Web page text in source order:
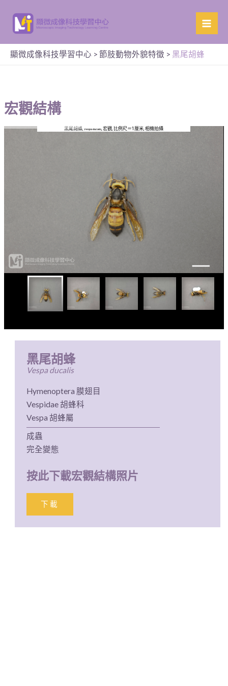
顯微成像科技學習中心 > 節肢動物外貌特徵 > 黑尾胡蜂
宏觀結構
黑尾胡蜂,Vespa ducalis, 宏觀, 比例尺＝1厘米, 相機拍攝
黑尾胡蜂
Vespa ducalis
Hymenoptera 膜翅目
Vespidae 胡蜂科
Vespa 胡蜂屬
成蟲
完全變態
按此下載宏觀結構照片
下載